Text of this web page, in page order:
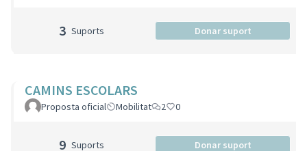
3 Suports Donar suport
CAMINS ESCOLARS
Proposta oficial Mobilitat 2 0
9 Suports Donar suport